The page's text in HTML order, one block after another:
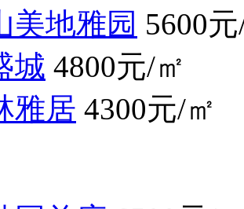
美地雅园 5600
城 4800元/㎡
雅居 4300元/㎡